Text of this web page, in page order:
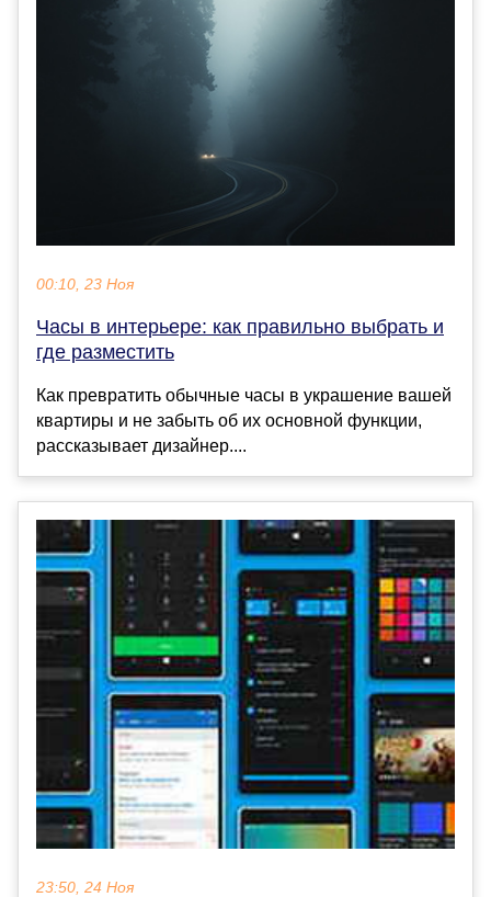
00:10, 23 Ноя
Часы в интерьере: как правильно выбрать и
где разместить
Как превратить обычные часы в украшение вашей
квартиры и не забыть об их основной функции,
рассказывает дизайнер....
23:50, 24 Ноя